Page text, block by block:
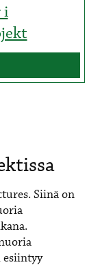
i
Siinä on
esiintyy